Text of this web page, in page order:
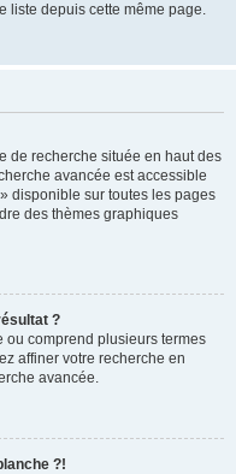
liste depuis cette même page.
de recherche située en haut des
avancée est accessible
disponible sur toutes les pages
des thèmes graphiques
?
ou comprend plusieurs termes
affiner votre recherche en
avancée.
?!